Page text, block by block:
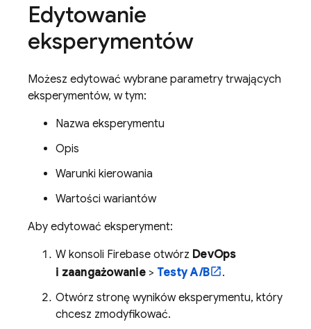
Edytowanie
eksperymentów
Możesz edytować wybrane parametry trwających
eksperymentów, w tym:
Nazwa eksperymentu
Opis
Warunki kierowania
Wartości wariantów
Aby edytować eksperyment:
W konsoli Firebase otwórz DevOps
i zaangażowanie> Testy A/B
.
Otwórz stronę wyników eksperymentu, który
chcesz zmodyfikować.